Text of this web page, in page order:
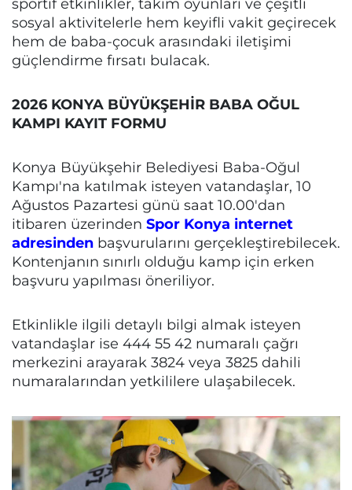
sportif etkinlikler, takım oyunları ve çeşitli
sosyal aktivitelerle hem keyifli vakit geçirecek
hem de baba-çocuk arasındaki iletişimi
güçlendirme fırsatı bulacak.
2026 KONYA BÜYÜKŞEHİR BABA OĞUL
KAMPI KAYIT FORMU
Konya Büyükşehir Belediyesi Baba-Oğul
Kampı'na katılmak isteyen vatandaşlar, 10
Ağustos Pazartesi günü saat 10.00'dan
itibaren üzerinden Spor Konya internet
adresinden başvurularını gerçekleştirebilecek.
Kontenjanın sınırlı olduğu kamp için erken
başvuru yapılması öneriliyor.
Etkinlikle ilgili detaylı bilgi almak isteyen
vatandaşlar ise 444 55 42 numaralı çağrı
merkezini arayarak 3824 veya 3825 dahili
numaralarından yetkililere ulaşabilecek.